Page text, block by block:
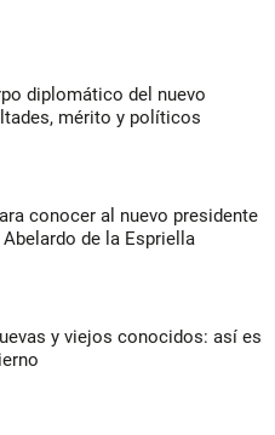
diplomático del nuevo
mérito y políticos
conocer al nuevo presidente
de la Espriella
y viejos conocidos: así es